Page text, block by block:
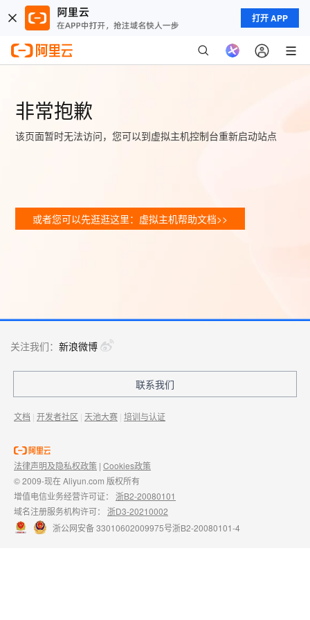
打开 APP
非常抱歉
该页面暂时无法访问，您可以到虚拟主机控制台重新启动站点
或者您可以先逛逛这里：虚拟主机帮助文档>>